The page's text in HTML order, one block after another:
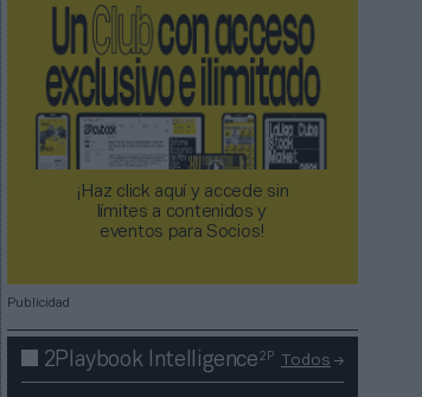
¡Haz click aquí y accede sin
límites a contenidos y
eventos para Socios!​​​​​​​
Publicidad
2Playbook Intelligence2P Todos